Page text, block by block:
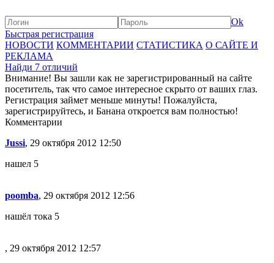
Ok
Быстрая регистрация
НОВОСТИ КОММЕНТАРИИ СТАТИСТИКА О САЙТЕ И
РЕКЛАМА
Найди 7 отличий
Внимание! Вы зашли как не зарегистрированный на сайте
посетитель, так что самое интересное скрыто от ваших глаз.
Регистрация займет меньше минуты! Пожалуйста,
зарегистрируйтесь, и Банана откроется вам полностью!
Комментарии
Jussi, 29 октября 2012 12:50
нашел 5
poomba, 29 октября 2012 12:56
нашёл тока 5
, 29 октября 2012 12:57